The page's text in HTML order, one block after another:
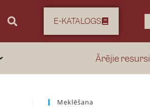
E-KATALOGS
Ārējie resursi
Meklēšana